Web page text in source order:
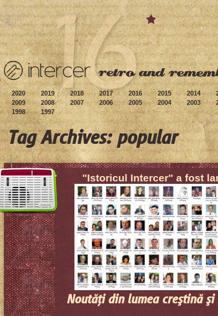
2020 2019 2018 2017 2016 2015 2014
2009
2008 2007 2006 2005 2004 2003
1998
1997
Tag Archives: popular
"Istoricul Intercer" a fost
Noutăţi din lumea creştină